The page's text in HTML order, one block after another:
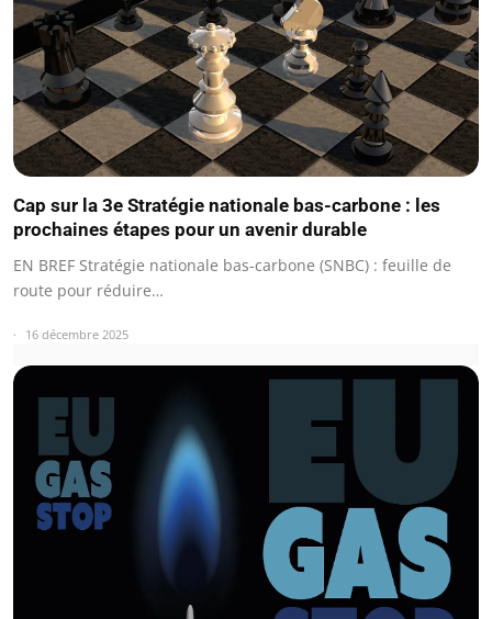
Cap sur la 3e Stratégie nationale bas-carbone : les
prochaines étapes pour un avenir durable
EN BREF Stratégie nationale bas-carbone (SNBC) : feuille de
route pour réduire…
16 décembre 2025